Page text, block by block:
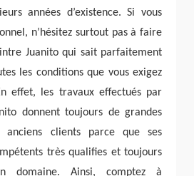
années d’existence. Si vous
n’hésitez surtout pas à faire
Juanito qui sait parfaitement
les conditions que vous exigez
effet, les travaux effectués par
donnent toujours de grandes
anciens clients parce que ses
très qualifies et toujours
domaine. Ainsi, comptez à